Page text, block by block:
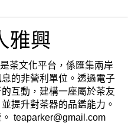
雅興
茶文化平台，係匯集兩岸
的非營利單位。透過電子
互動，建構一座屬於茶友
提升對茶器的品鑑能力。
teaparker@gmail.com